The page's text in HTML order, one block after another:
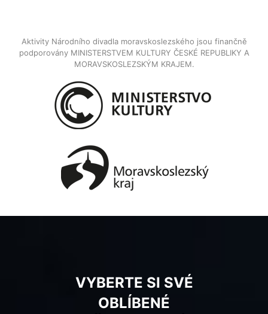
Aktivity Národního divadla moravskoslezského jsou finančně
podporovány MINISTERSTVEM KULTURY ČESKÉ REPUBLIKY A
MORAVSKOSLEZSKÝM KRAJEM.
VYBERTE SI SVÉ
OBLÍBENÉ